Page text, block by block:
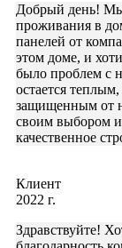
Добрый день!
проживания в
панелей от
этом доме, и
было проблем с
остается
защищенным от
своим выбором
качественное
Клиент
2022 г.
Здравствуйте!